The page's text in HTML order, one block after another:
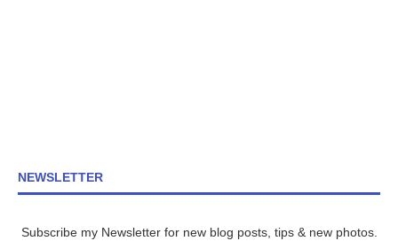
NEWSLETTER
Subscribe my Newsletter for new blog posts, tips & new photos.